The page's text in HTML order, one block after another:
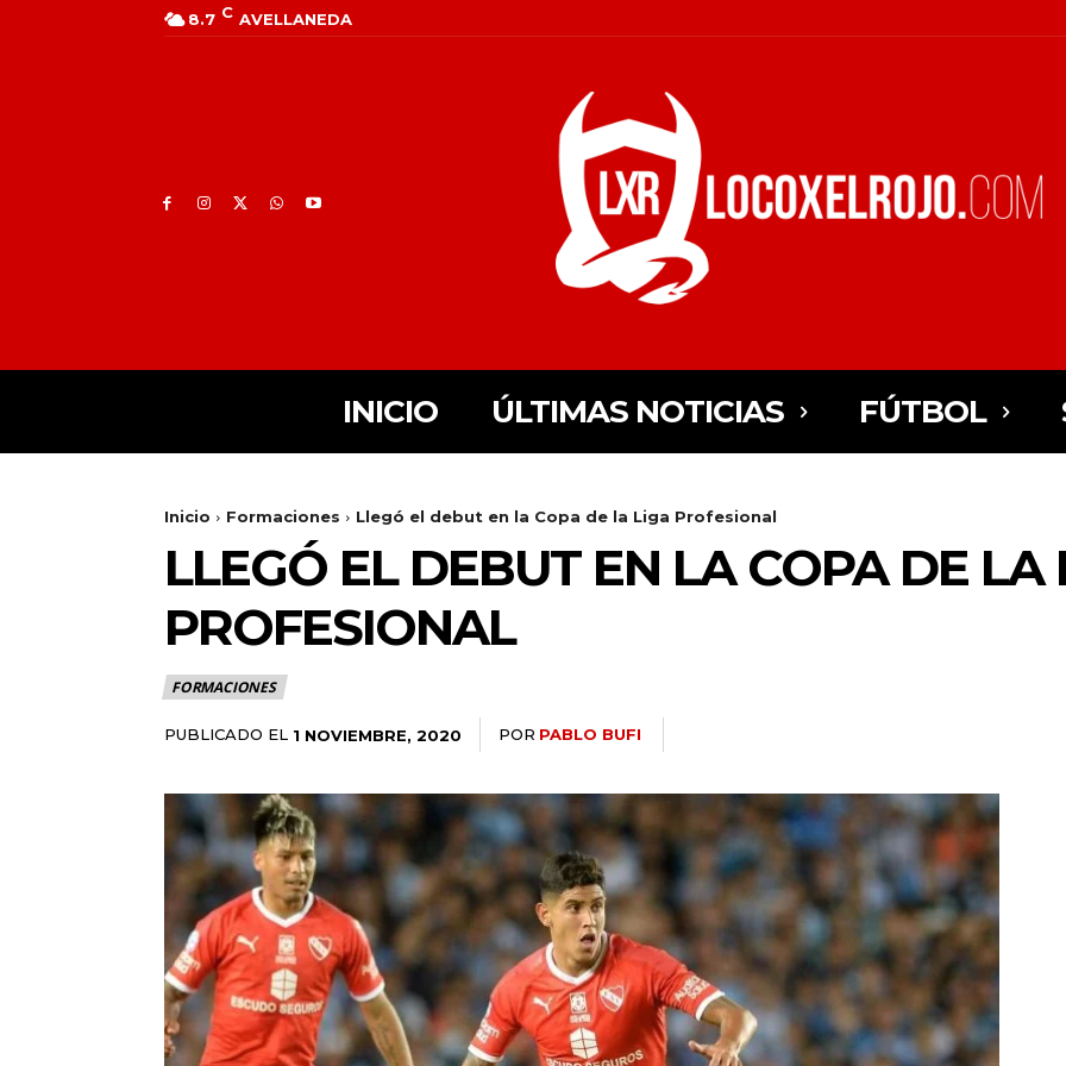
8.7 C AVELLANEDA
INICIO ÚLTIMAS NOTICIAS FÚTBOL
Inicio Formaciones Llegó el debut en la Copa de la Liga Profesional
LLEGÓ EL DEBUT EN LA COPA DE LA
PROFESIONAL
FORMACIONES
PUBLICADO EL 1 NOVIEMBRE, 2020 POR PABLO BUFI